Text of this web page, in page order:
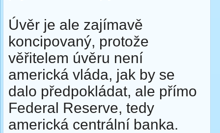
Úvěr je ale zajímavě
koncipovaný, protože
věřitelem úvěru není
americká vláda, jak by se
dalo předpokládat, ale přímo
Federal Reserve, tedy
americká centrální banka.